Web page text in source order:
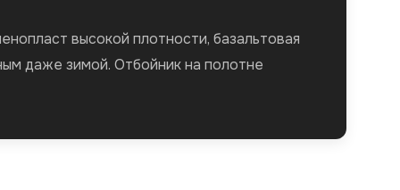
высокой плотности, базальтовая
даже зимой. Отбойник на полотне